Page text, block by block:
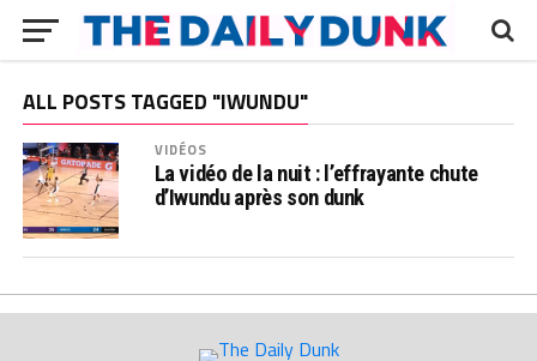
ALL POSTS TAGGED "IWUNDU"
VIDÉOS
La vidéo de la nuit : l’effrayante chute
d’Iwundu après son dunk